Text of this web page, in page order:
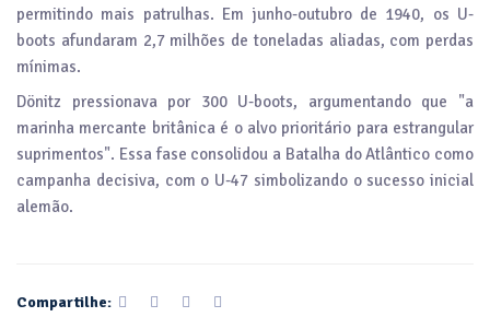
permitindo mais patrulhas. Em junho-outubro de 1940, os U-
boots afundaram 2,7 milhões de toneladas aliadas, com perdas
mínimas.
Dönitz pressionava por 300 U-boots, argumentando que "a
marinha mercante britânica é o alvo prioritário para estrangular
suprimentos". Essa fase consolidou a Batalha do Atlântico como
campanha decisiva, com o U-47 simbolizando o sucesso inicial
alemão.
Compartilhe: